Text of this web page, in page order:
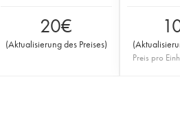
20€
(Aktualisierung des Preises) (
Preis pro